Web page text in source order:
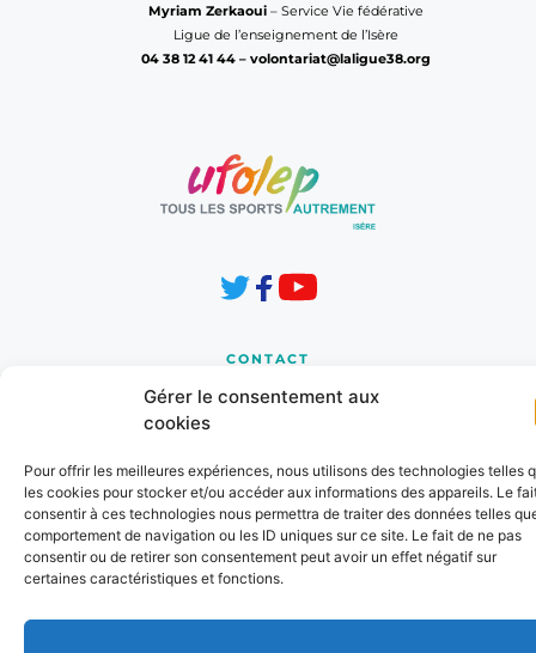
Gérer le consentement aux
cookies
Pour offrir les meilleures expériences, nous utilisons des technologies telles
les cookies pour stocker et/ou accéder aux informations des appareils. Le
consentir à ces technologies nous permettra de traiter des données telles
comportement de navigation ou les ID uniques sur ce site. Le fait de ne pas
consentir ou de retirer son consentement peut avoir un effet négatif sur
certaines caractéristiques et fonctions.
Myriam Zerkaoui – Service Vie fédérative
Ligue de l’enseignement de l’Isère
04 38 12 41 44 – volontariat@laligue38.org
CONTACT
8 Les Horizons 1
Chemin de la Cressonnière
cd.38@ufolep.org
04 76 91 31 37
INFORMATIONS